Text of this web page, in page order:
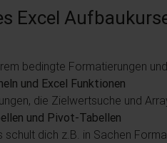
Excel
bedingte Formatierungen
und Excel Funktionen
die Zielwertsuche und
und Pivot-Tabellen
schult dich z.B. in Sachen